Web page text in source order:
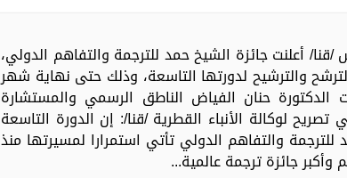
في 01 مارس /قنا/ أعلنت جائزة الشيخ حمد للترجمة والتفاهم الدولي،
والترشيح لدورتها التاسعة، وذلك حتى نهاية شهر
الدكتورة حنان الفياض الناطق الرسمي والمستشارة
تصريح لوكالة الأنباء القطرية /قنا/: إن الدورة التاسعة
والتفاهم الدولي تأتي استمرارا لمسيرتها منذ